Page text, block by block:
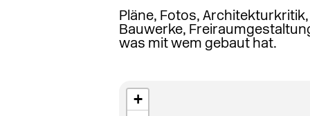
Pläne, Fotos,
Bauwerke,
was mit wem gebaut hat.
+